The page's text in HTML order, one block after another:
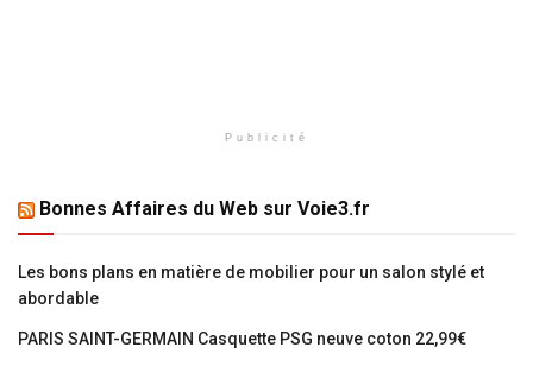
Publicité
Bonnes Affaires du Web sur Voie3.fr
Les bons plans en matière de mobilier pour un salon stylé et
abordable
PARIS SAINT-GERMAIN Casquette PSG neuve coton 22,99€